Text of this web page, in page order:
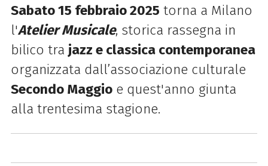
Sabato 15 febbraio 2025 torna a Milano
l'Atelier Musicale, storica rassegna in
bilico tra jazz e classica contemporanea
organizzata dall’associazione culturale
Secondo Maggioe quest'anno giunta
alla trentesima stagione.